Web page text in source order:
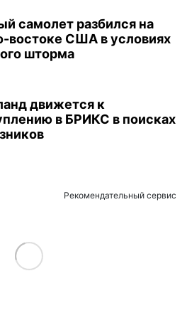
самолет разбился на
востоке США в условиях
шторма
движется к
в БРИКС в поисках
Рекомендательный сервис
Load More